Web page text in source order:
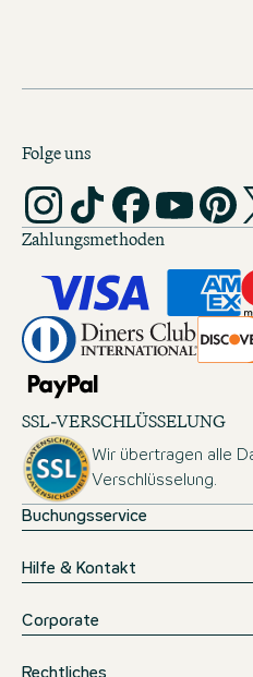
Folge uns
Zahlungsmethoden
SSL-VERSCHLÜSSELUNG
Wir übertragen alle
Verschlüsselung.
Buchungsservice
Hilfe & Kontakt
Corporate
Rechtliches